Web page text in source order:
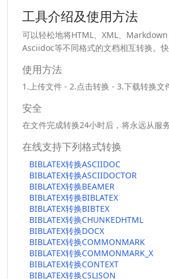
工具介绍及使用方法
可以轻松地将HTML、XML、Markdown
Asciidoc等不同格式的文档相互转换。
使用方法
1.上传文件 - 2.点击转换 - 3.下载转换文
安全
在文件完成转换24小时后，将永远从服
在线支持下列格式转换
BIBLATEX转换ASCIIDOC
BIBLATEX转换ASCIIDOCTOR
BIBLATEX转换BEAMER
BIBLATEX转换BIBLATEX
BIBLATEX转换BIBTEX
BIBLATEX转换CHUNKEDHTML
BIBLATEX转换DOCX
BIBLATEX转换COMMONMARK
BIBLATEX转换COMMONMARK_X
BIBLATEX转换CONTEXT
BIBLATEX转换CSLJSON